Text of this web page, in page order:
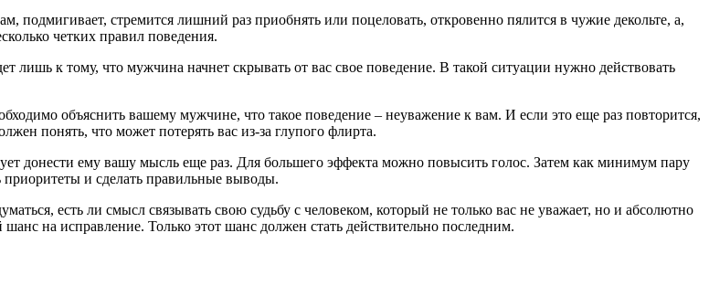
стремится лишний раз приобнять или поцеловать, откровенно пялится в чужие декольте, а,
четких правил поведения.
лишь к тому, что мужчина начнет скрывать от вас свое поведение. В такой ситуации нужно действовать
объяснить вашему мужчине, что такое поведение – неуважение к вам. И если это еще раз повторится,
понять, что может потерять вас из-за глупого флирта.
донести ему вашу мысль еще раз. Для большего эффекта можно повысить голос. Затем как минимум пару
и сделать правильные выводы.
есть ли смысл связывать свою судьбу с человеком, который не только вас не уважает, но и абсолютно
на исправление. Только этот шанс должен стать действительно последним.